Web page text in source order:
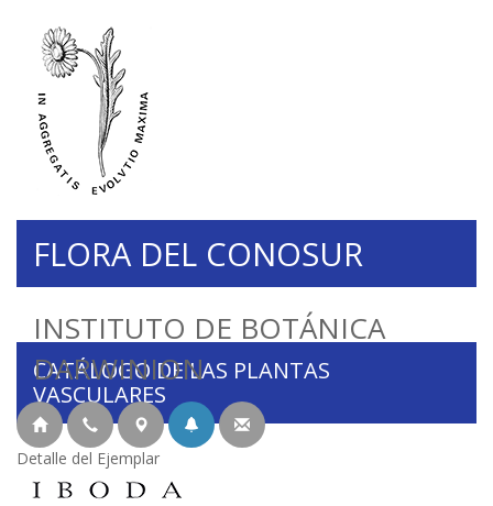
INSTITUTO DE BOTÁNICA
DARWINION
FLORA DEL CONOSUR
CATÁLOGO DE LAS PLANTAS
VASCULARES
Detalle del Ejemplar